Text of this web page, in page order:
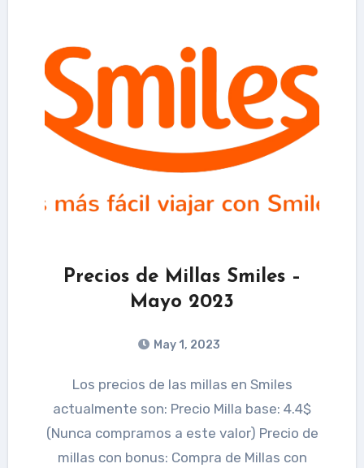
Precios de Millas Smiles –
Mayo 2023
May 1, 2023
Los precios de las millas en Smiles
actualmente son: Precio Milla base: 4.4$
(Nunca compramos a este valor) Precio de
millas con bonus: Compra de Millas con